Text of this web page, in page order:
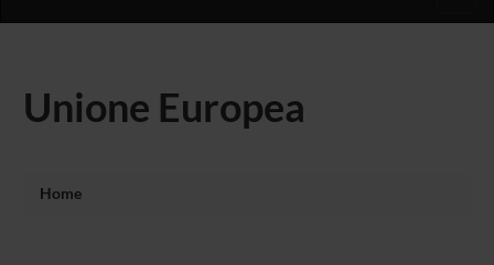
Unione Europea
Home